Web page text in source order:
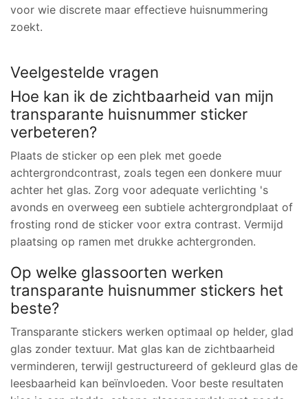
voor wie discrete maar effectieve huisnummering
zoekt.
Veelgestelde vragen
Hoe kan ik de zichtbaarheid van mijn
transparante huisnummer sticker
verbeteren?
Plaats de sticker op een plek met goede
achtergrondcontrast, zoals tegen een donkere muur
achter het glas. Zorg voor adequate verlichting 's
avonds en overweeg een subtiele achtergrondplaat of
frosting rond de sticker voor extra contrast. Vermijd
plaatsing op ramen met drukke achtergronden.
Op welke glassoorten werken
transparante huisnummer stickers het
beste?
Transparante stickers werken optimaal op helder, glad
glas zonder textuur. Mat glas kan de zichtbaarheid
verminderen, terwijl gestructureerd of gekleurd glas de
leesbaarheid kan beïnvloeden. Voor beste resultaten